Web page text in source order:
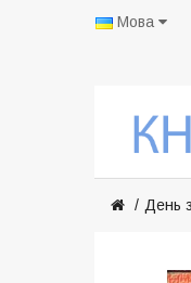
Мова
День